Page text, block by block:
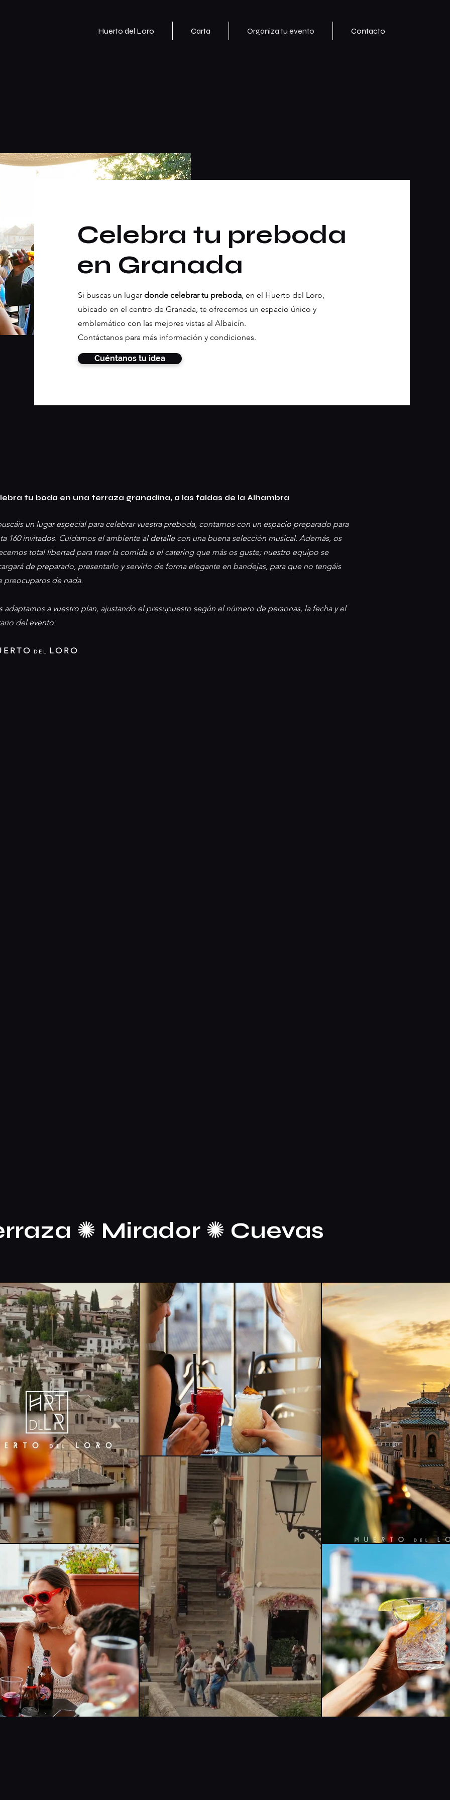
Huerto del Loro Carta Organiza tu evento Contacto
Celebra tu preboda
en Granada
Si buscas un lugar donde celebrar tu preboda, en el Huerto del Loro,
ubicado en el centro de Granada, te ofrecemos un espacio único y
emblemático con las mejores vistas al Albaicín.
Contáctanos para más información y condiciones.
Cuéntanos tu idea
tu boda en una terraza granadina, a las faldas de la Alhambra
un lugar especial para celebrar vuestra preboda, contamos con un espacio preparado para
160 invitados. Cuidamos el ambiente al detalle con una buena selección musical. Además, os
total libertad para traer la comida o el catering que más os guste; nuestro equipo se
de prepararlo, presentarlo y servirlo de forma elegante en bandejas, para que no tengáis
preocuparos de nada.
adaptamos a vuestro plan, ajustando el presupuesto según el número de personas, la fecha y el
del evento.
E R T O D E L L O R O
✺ Mirador ✺ Cuevas